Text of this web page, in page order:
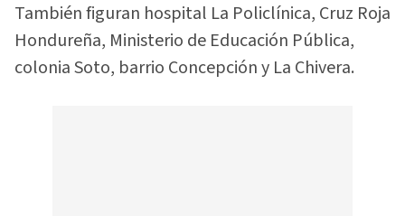
También figuran hospital La Policlínica, Cruz Roja
Hondureña, Ministerio de Educación Pública,
colonia Soto, barrio Concepción y La Chivera.